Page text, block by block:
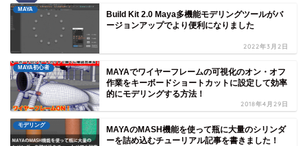
MAYA
Build Kit 2.0 Maya多機能モデリングツールがバ
ージョンアップでより便利になりました
2022年3月2日
MAYA初心者
MAYAでワイヤーフレームの可視化のオン・オフ
作業をキーボードショートカットに設定して効率
的にモデリングする方法！
2018年4月29日
モデリング
MAYAのMASH機能を使って瓶に大量のシリンダ
ーを詰め込むチューリアル記事を書きました！